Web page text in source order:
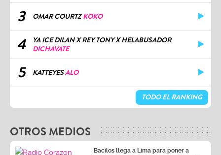
3 OMAR COURTZKOKO
4
YA ICE DILAN X REY TONY X HELABUSADOR
DICHAVATE
5 KATTEYESALO
TODO EL RANKING
OTROS MEDIOS
Bacilos llega a Lima para poner a